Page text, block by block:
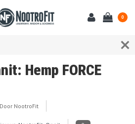
0
Hemp FORCE
Door NootroFit